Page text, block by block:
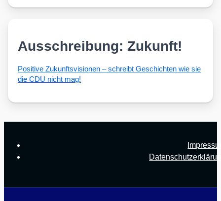
Ausschreibung: Zukunft!
Posi­ti­ve Zukunfts­vi­sio­nen – schreibt Geschich­ten wie sie
die CDU nicht mag!